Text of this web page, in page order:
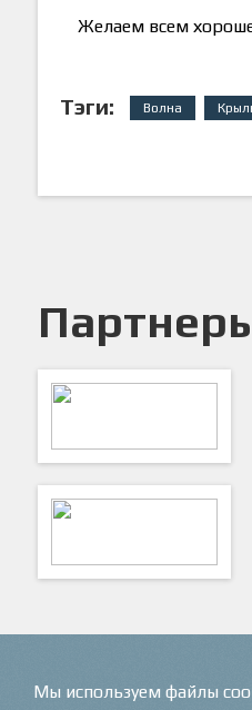
Желаем всем
Тэги: Волна
Мы используем файлы